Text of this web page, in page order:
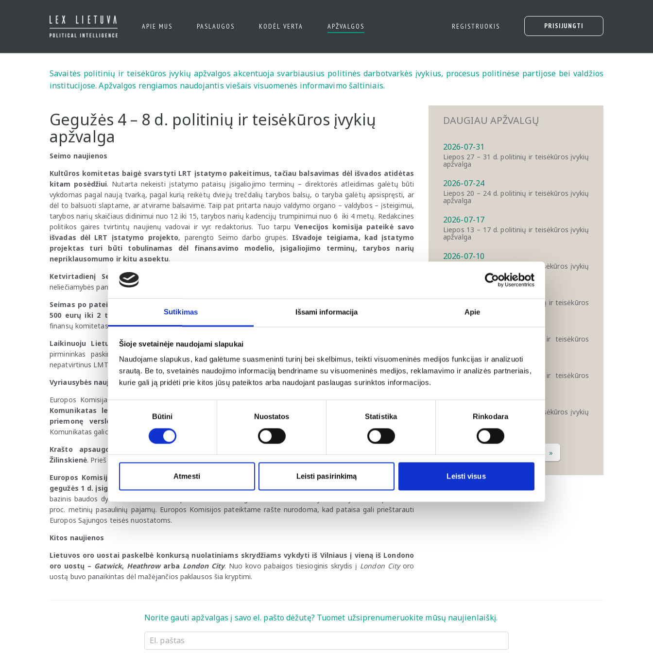
Sutikimas Išsami informacija Apie
Šioje svetainėje naudojami slapukai
Naudojame slapukus, kad galėtume suasmeninti turinį bei skelbimus, teikti visuomeninės medijos funkcijas ir analizuoti
srautą. Be to, svetainės naudojimo informaciją bendriname su visuomeninės medijos, reklamavimo ir analizės partneriais,
kurie gali ją pridėti prie kitos jūsų pateiktos arba naudojant paslaugas surinktos informacijos.
Būtini Nuostatos Statistika Rinkodara
Atmesti Leisti pasirinkimą Leisti visus
APIE MUS PASLAUGOS KODĖL VERTA APŽVALGOS REGISTRUOKIS PRISIJUNGTI
Savaitės politinių ir teisėkūros įvykių apžvalgos akcentuoja svarbiausius politinės darbotvarkės įvykius, procesus politinėse partijose bei valdžios
institucijose. Apžvalgos rengiamos naudojantis viešais visuomenės informavimo šaltiniais.
Gegužės 4 – 8 d. politinių ir teisėkūros įvykių
apžvalga
Seimo naujienos
Kultūros komitetas baigė svarstyti LRT įstatymo pakeitimus, tačiau balsavimas dėl išvados atidėtas
kitam posėdžiui. Nutarta nekeisti įstatymo pataisų įsigaliojimo terminų – direktorės atleidimas galėtų būti
vykdomas pagal naują tvarką, pagal kurią reikėtų dviejų trečdalių tarybos balsų, o taryba galėtų apsispręsti, ar
dėl to balsuoti slaptame, ar atvirame balsavime. Taip pat pritarta naujo valdymo organo – valdybos – įsteigimui,
tarybos narių skaičiaus didinimui nuo 12 iki 15, tarybos narių kadencijų trumpinimui nuo 6 iki 4 metų. Redakcines
politikos gaires tvirtintų naujienų vadovai ir vyr. redaktorius. Tuo tarpuVenecijos komisija pateikė savo
išvadas dėl LRT įstatymo projekto, parengto Seimo darbo grupės. Išvadoje teigiama, kad įstatymo
projektas turi būti tobulinamas dėl finansavimo modelio, įsigaliojimo terminų, tarybos narių
nepriklausomumo ir kitų aspektų.
Ketvirtadienį Seimas panaikino buvusio premjero G. Palucko teisinę neliečiamybę
neliečiamybės panaikinimą balsavo 93 parlamentarai.
Seimas po pateikimo pritarė Gyventojų pajamų mokesčio įstatymo pataisoms, kuriomis siūloma nuo
500 eurų iki 2 tūkst. eurų padidinti neapmokestinamų palūkanų sumą. Projektą svarstys Biudžeto ir
finansų komitetas, Vyriausybė pateiks savo išvadą, o į plenarinę salę planuojama, kad projektas grįš birželio 25 d.
Laikinuoju Lietuvos mokslo tarybos (LMT) pirmininku paskirtas prof. Juozas Augutis
pirmininkas paskirtas po G. Valinčiaus atleidimo, kai LMT valdyba pasiūlė atleisti pirmininką iš pareigų
nepatvirtinus LMT metinės veiklos ataskaitos.
Vyriausybės naujienos
Europos Komisija patvirtino komunikatą dėl laikinosios valstybės pagalbos sistemos taisyklių liberalizavimo.
Komunikatas leis Ekonomikos ir inovacijų ministerijai įgyvendinti 100 mln. eurų vertės paskolų
priemonę verslo apyvartinėms lėšoms verslo sektoriams, paveiktiems Artimųjų Rytų krizės
Komunikatas galios iki 2026 m. gruodžio 31 d.
Krašto apsaugos ministerijoje darbą pradėjo ministro patarėja strateginei komunikacijai A.
Žilinskienė. Prieš tai ji ėjo LRT etikos kontrolierės pareigas.
Europos Komisija kreipėsi į Lietuvos institucijas, prašydama pateikti atsakymus dėl nuo šių metų
gegužės 1 d. įsigaliojusios Konkurencijos įstatymo pataisos. Pagal pataisą po pirmojo etapo apskaičiuotas
bazinis baudos dydis mažinamas iki 50 proc. maksimalaus galimo skirti baudos dydžio – t.y. nuo 10 proc. iki 5
proc. metinių pasaulinių pajamų. Europos Komisijos pateiktame rašte nurodoma, kad pataisa gali prieštarauti
Europos Sąjungos teisės nuostatoms.
Kitos naujienos
Lietuvos oro uostai paskelbė konkursą nuolatiniams skrydžiams vykdyti iš Vilniaus į vieną iš Londono
oro uostų – Gatwick, Heathrowarba London City. Nuo kovo pabaigos tiesioginis skrydis į London Cityoro
uostą buvo panaikintas dėl mažėjančios paklausos šia kryptimi.
DAUGIAU APŽVALGŲ
2026-07-31
Liepos 27 – 31 d. politinių ir teisėkūros įvykių
apžvalga
2026-07-24
Liepos 20 – 24 d. politinių ir teisėkūros įvykių
apžvalga
2026-07-17
Liepos 13 – 17 d. politinių ir teisėkūros įvykių
apžvalga
2026-07-10
Liepos 6 – 10 d. politinių ir teisėkūros įvykių
Birželio 29 – liepos 3 d. politinių ir teisėkūros
įvykių apžvalga
2026-06-26
Birželio 22 – 26 d. politinių ir teisėkūros
2026-06-19
Birželio 15 – 19 d. politinių ir teisėkūros
2026-06-12
Birželio 8 – 12 d. politinių ir teisėkūros įvykių
« 1 2 3 ... »
Norite gauti apžvalgas į savo el. pašto dėžutę? Tuomet užsiprenumeruokite mūsų naujienlaiškį.